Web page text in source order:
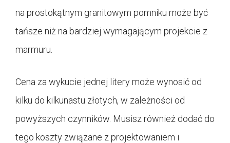
na prostokątnym granitowym pomniku może być
tańsze niż na bardziej wymagającym projekcie z
marmuru.
Cena za wykucie jednej litery może wynosić od
kilku do kilkunastu złotych, w zależności od
powyższych czynników. Musisz również dodać do
tego koszty związane z projektowaniem i